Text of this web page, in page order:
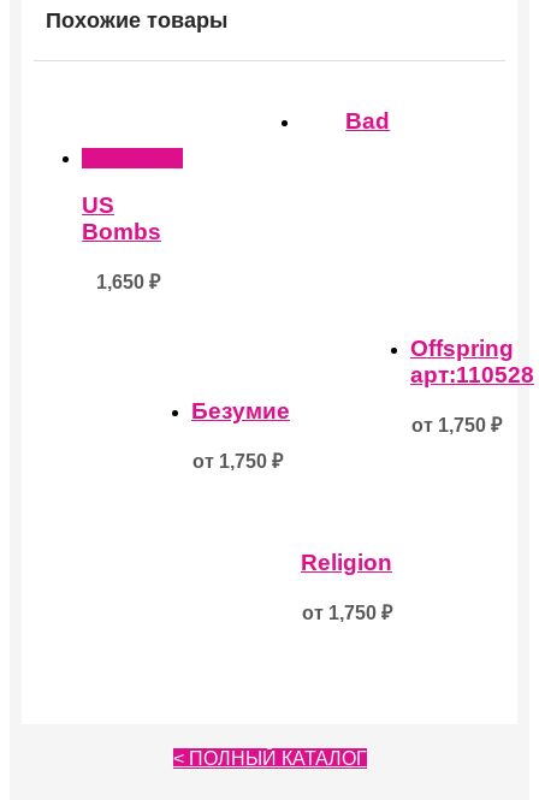
Похожие товары
US
Bombs
1,650₽
товар
Безумие
от 1,750₽
товар
имеет
Bad
Religion
от 1,750₽
Offspring
арт:110528
от 1,750₽
< ПОЛНЫЙ КАТАЛОГ